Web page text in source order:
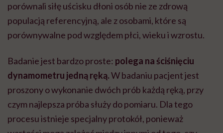
porównali siłę uścisku dłoni osób nie ze zdrową
populacją referencyjną, ale z osobami, które są
porównywalne pod względem płci, wieku i wzrostu.
Badanie jest bardzo proste: polega na ściśnięciu
dynamometru jedną ręką.W badaniu pacjent jest
proszony o wykonanie dwóch prób każdą ręką, przy
czym najlepsza próba służy do pomiaru. Dla tego
procesu istnieje specjalny protokół, ponieważ